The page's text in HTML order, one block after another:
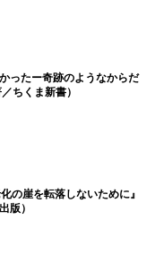
ったー奇跡のようなからだ
ちくま新書）
の崖を転落しないために』
版）